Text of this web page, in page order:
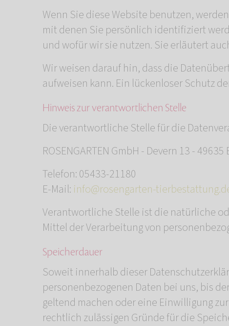
Wenn Sie diese Website benutzen,
mit denen Sie persönlich identifiziert
und wofür wir sie nutzen. Sie erläutert
Wir weisen darauf hin, dass die
aufweisen kann. Ein lückenloser Schutz
Hinweis zur verantwortlichen Stelle
Die verantwortliche Stelle für die
ROSENGARTEN GmbH - Devern 13 -
Telefon: 05433-21180
E-Mail: info@rosengarten-
Verantwortliche Stelle ist die natürliche
Mittel der Verarbeitung von
Speicherdauer
Soweit innerhalb dieser
personenbezogenen Daten bei uns, bis
geltend machen oder eine Einwilligung
rechtlich zulässigen Gründe für die